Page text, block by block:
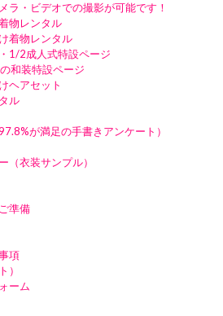
ラ・ビデオでの撮影が可能です！
物レンタル
着物レンタル
1/2成人式特設ページ
和装特設ページ
ヘアセット
ル
が満足の手書きアンケート）
（衣装サンプル）
準備
項
）
ーム